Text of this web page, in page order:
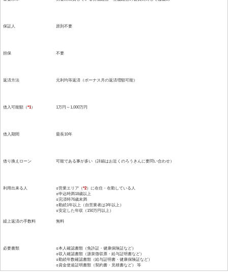
保証人 原則不要
担保 不要
返済方法 元利均等返済（ボーナス月の返済増額可能）
借入可能額（*1） 1万円～1,000万円
借入期間 最長10年
借り換えローン 可能である事が多い（詳細はお近くのろうきんに要問い合わせ）
利用出来る人 ○営業エリア（*2）に在住・在勤している人
○申込時満18歳以上
○完済時76歳未満
○勤続1年以上（自営業者は3年以上）
○安定した年収（150万円以上）
繰上返済の手数料 無料
必要書類
○本人確認書類（免許証・健康保険証など）
○収入確認書類（源泉徴収票・給与証明書など）
○勤続年数確認書類（給与証明書・健康保険証など）
○資金使途証明書類（契約書・見積書など） 等